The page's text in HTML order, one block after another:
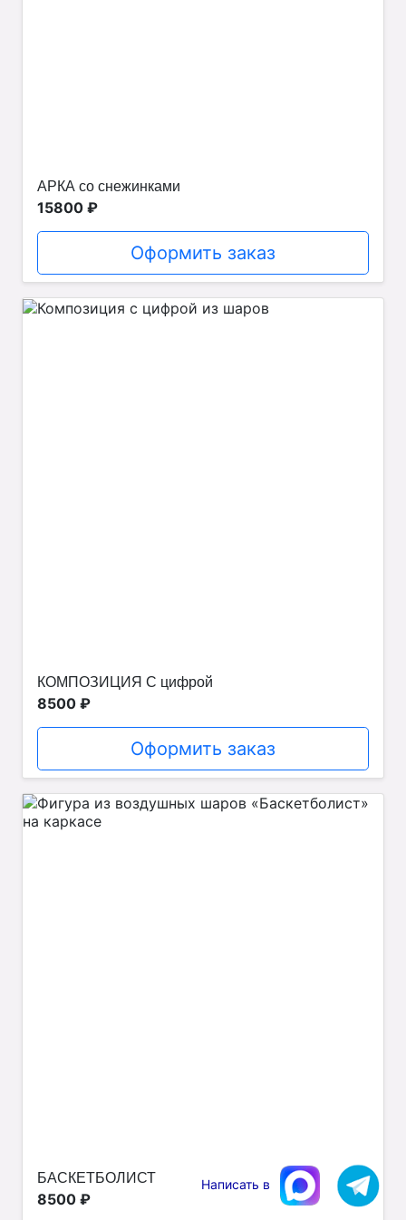
АРКА со снежинками
15800 ₽
Оформить заказ
КОМПОЗИЦИЯ С цифрой
8500 ₽
Оформить заказ
БАСКЕТБОЛИСТ
8500 ₽
Написать в